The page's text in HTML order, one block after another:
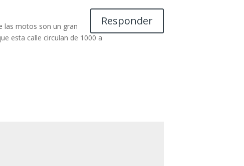
las motos son un gran
esta calle circulan de 1000 a
Responder